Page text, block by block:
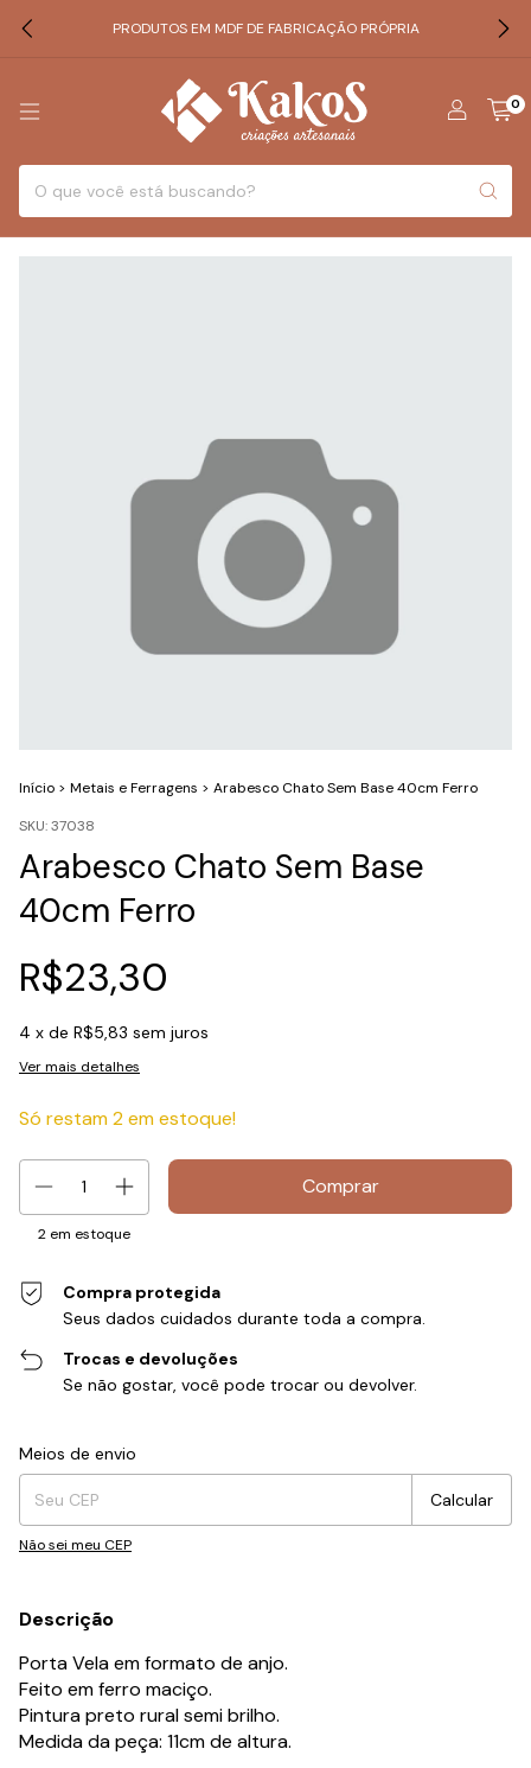
PRODUTOS EM MDF DE FABRICAÇÃO PRÓPRIA
0
Início > Metais e Ferragens > Arabesco Chato Sem Base 40cm Ferro
SKU:37038
Arabesco Chato Sem Base
40cm Ferro
R$23,30
4 x de R$5,83 sem juros
Ver mais detalhes
Só restam2em estoque!
2 em estoque
Compra protegida
Seus dados cuidados durante toda a compra.
Trocas e devoluções
Se não gostar, você pode trocar ou devolver.
Entregas para o CEP:
Meios de envio
Calcular
Não sei meu CEP
Descrição
Porta Vela em formato de anjo.
Feito em ferro maciço.
Pintura preto rural semi brilho.
Medida da peça: 11cm de altura.